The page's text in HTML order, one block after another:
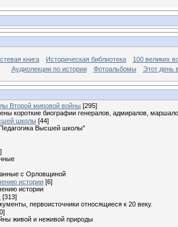
книга Историческая библиотека
100 великих
Аудиолекции по истории
Фотоальбомы Этот день
Второй мировой войны [295]
короткие биографии генералов, адмиралов,
школы [44]
Высшей школы"
с Орловщиной
истории [6]
истории
[313]
первоисточники относящиеся к 20 веку.
живой и неживой природы